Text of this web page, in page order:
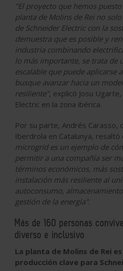
"El proyecto que hemos
planta de Molins de Rei no
de Schneider Electric con la
demuestra que es posible y
industria combinando
lo más importante, se trata de
escalable que puede aplicarse
busque avanzar hacia un
resiliente", explicó Josu
Electric en la zona ibérica.
Por su parte, Andrés Carasso,
Iberdrola en Catalunya, resaltó
microgrid es un ejemplo de
permitir a una compañía ser
términos económicos, más
instalación más resiliente al
autoconsumo,
gestión de la energía".
Más de 160 personas
diverso e inclusivo
La planta de Molins de Rei
producción clave para